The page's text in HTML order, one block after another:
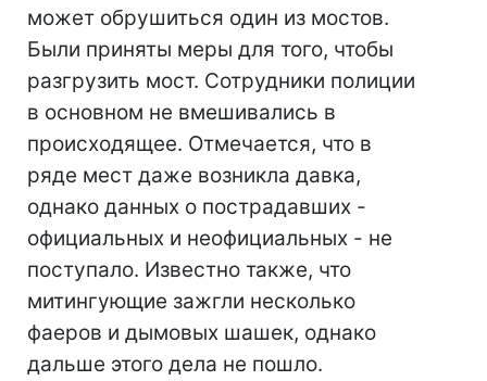
может обрушиться один из мостов.
Были приняты меры для того, чтобы
разгрузить мост. Сотрудники полиции
в основном не вмешивались в
происходящее. Отмечается, что в
ряде мест даже возникла давка,
однако данных о пострадавших -
официальных и неофициальных - не
поступало. Известно также, что
митингующие зажгли несколько
фаеров и дымовых шашек, однако
дальше этого дела не пошло.